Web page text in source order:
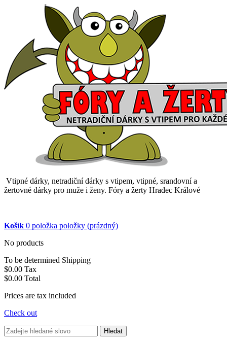
Vtipné dárky, netradiční dárky s vtipem, vtipné, srandovní a
žertovné dárky pro muže i ženy. Fóry a žerty Hradec Králové
Košík 0 položka položky (prázdný)
No products
To be determined Shipping
$0.00 Tax
$0.00 Total
Prices are tax included
Check out
Hledat